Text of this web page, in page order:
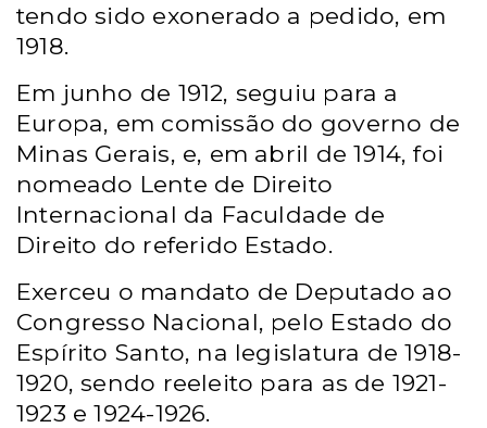
tendo sido exonerado a pedido, em
1918.
Em junho de 1912, seguiu para a
Europa, em comissão do governo de
Minas Gerais, e, em abril de 1914, foi
nomeado Lente de Direito
Internacional da Faculdade de
Direito do referido Estado.
Exerceu o mandato de Deputado ao
Congresso Nacional, pelo Estado do
Espírito Santo, na legislatura de 1918-
1920, sendo reeleito para as de 1921-
1923 e 1924-1926.